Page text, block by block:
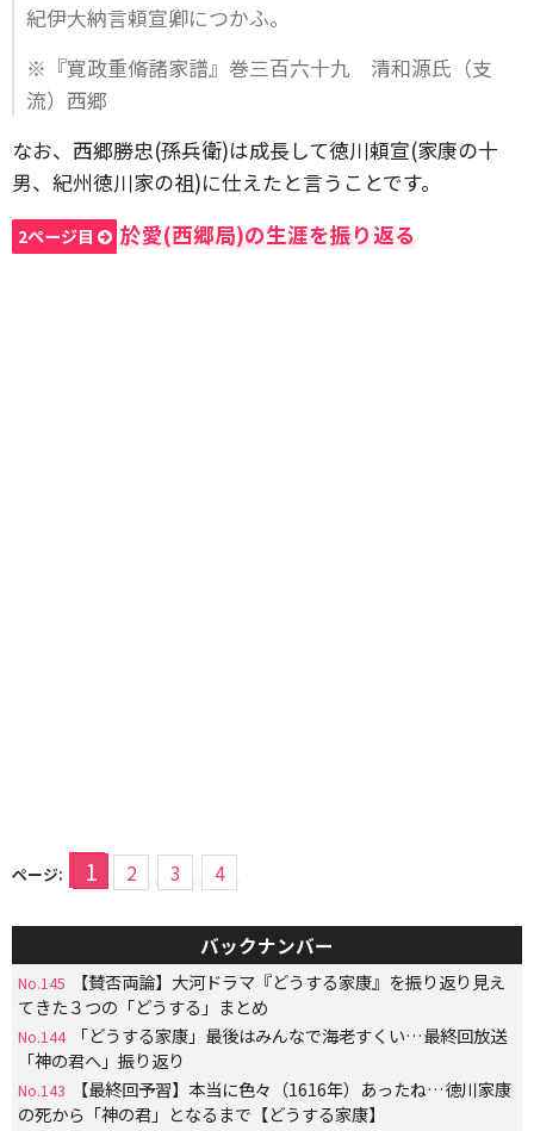
紀伊大納言頼宣卿につかふ。
※『寛政重脩諸家譜』巻三百六十九 清和源氏（支
流）西郷
なお、西郷勝忠(孫兵衛)は成長して徳川頼宣(家康の十
男、紀州徳川家の祖)に仕えたと言うことです。
2ページ目 於愛(西郷局)の生涯を振り返る
ページ: 1 2 3 4
バックナンバー
No.145
【賛否両論】大河ドラマ『どうする家康』を振り返り見え
てきた３つの「どうする」まとめ
No.144
「どうする家康」最後はみんなで海老すくい…最終回放送
「神の君へ」振り返り
No.143
【最終回予習】本当に色々（1616年）あったね…徳川家康
の死から「神の君」となるまで【どうする家康】